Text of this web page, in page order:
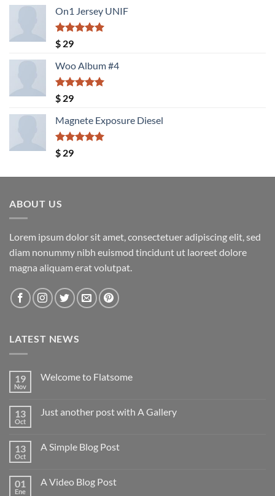
On1 Jersey UNIF
Valorado
con
de 5
$ 29
Woo Album #4
Valorado
con
de 5
$ 29
Magnete Exposure Diesel
Valorado
con
$ 29
ABOUT US
Lorem ipsum dolor sit amet, consectetuer adipiscing elit, sed
diam nonummy nibh euismod tincidunt ut laoreet dolore
magna aliquam erat volutpat.
LATEST NEWS
19
Nov
Welcome to Flatsome
en
13
Oct
Just another post with A Gallery
en
with
A
13
Oct
A Simple Blog Post
en
01
Ene
A Video Blog Post